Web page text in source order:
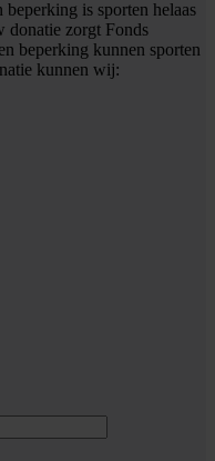
is sporten helaas
donatie zorgt Fonds
beperking kunnen sporten
kunnen wij: